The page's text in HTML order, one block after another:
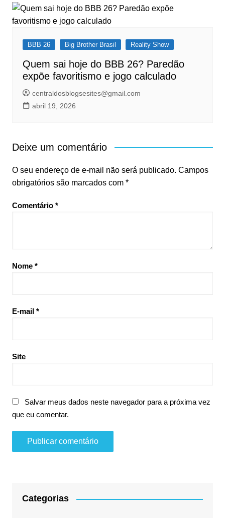
BBB 26 Big Brother Brasil Reality Show
Quem sai hoje do BBB 26? Paredão
expõe favoritismo e jogo calculado
centraldosblogsesites@gmail.com
abril 19, 2026
Deixe um comentário
O seu endereço de e-mail não será publicado. Campos
obrigatórios são marcados com *
Comentário *
Nome *
E-mail *
Site
Salvar meus dados neste navegador para a próxima vez
que eu comentar.
Categorias